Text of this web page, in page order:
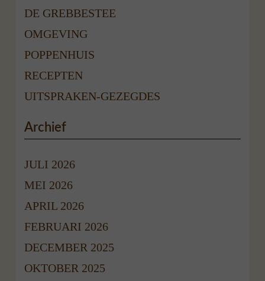
DE GREBBESTEE
OMGEVING
POPPENHUIS
RECEPTEN
UITSPRAKEN-GEZEGDES
Archief
JULI 2026
MEI 2026
APRIL 2026
FEBRUARI 2026
DECEMBER 2025
OKTOBER 2025